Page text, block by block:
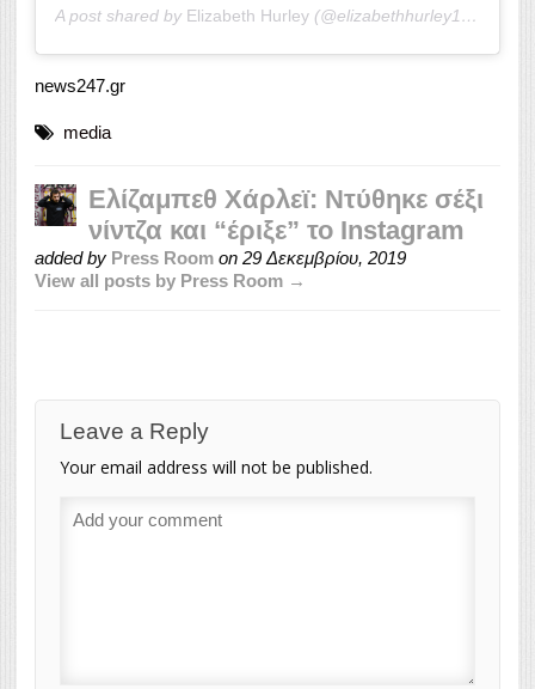
A post shared by Elizabeth Hurley (@elizabethhurley1) on
news247.gr
media
Ελίζαμπεθ Χάρλεϊ: Ντύθηκε σέξι
νίντζα και “έριξε” το Instagram
added by Press Room on 29 Δεκεμβρίου, 2019
View all posts by Press Room →
Leave a Reply
Your email address will not be published.